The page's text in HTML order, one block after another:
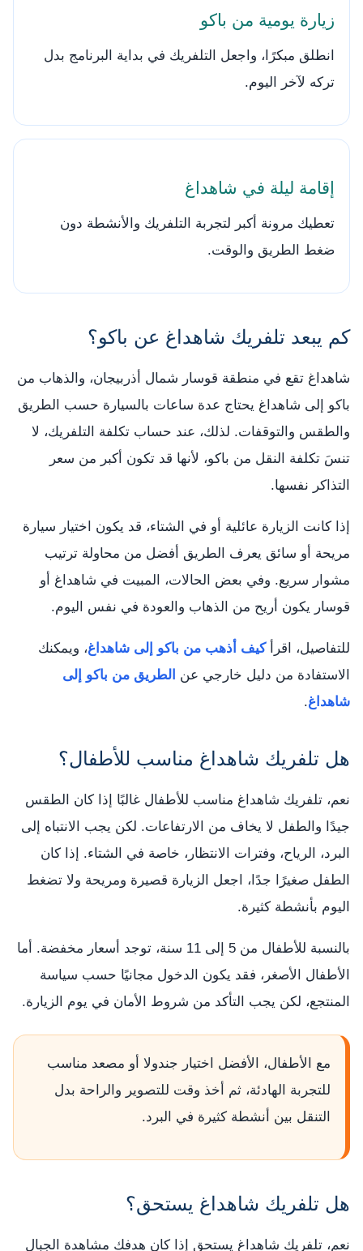
زيارة يومية من باكو
انطلق مبكرًا، واجعل التلفريك في بداية البرنامج بدل
تركه لآخر اليوم.
إقامة ليلة في شاهداغ
تعطيك مرونة أكبر لتجربة التلفريك والأنشطة دون
ضغط الطريق والوقت.
كم يبعد تلفريك شاهداغ عن باكو؟
شاهداغ تقع في منطقة قوسار شمال أذربيجان، والذهاب من
باكو إلى شاهداغ يحتاج عدة ساعات بالسيارة حسب الطريق
والطقس والتوقفات. لذلك، عند حساب تكلفة التلفريك، لا
تنسَ تكلفة النقل من باكو، لأنها قد تكون أكبر من سعر
التذاكر نفسها.
إذا كانت الزيارة عائلية أو في الشتاء، قد يكون اختيار سيارة
مريحة أو سائق يعرف الطريق أفضل من محاولة ترتيب
مشوار سريع. وفي بعض الحالات، المبيت في شاهداغ أو
قوسار يكون أريح من الذهاب والعودة في نفس اليوم.
للتفاصيل، اقرأكيف أذهب من باكو إلى شاهداغ، ويمكنك
الاستفادة من دليل خارجي عن الطريق من باكو إلى
شاهداغ.
هل تلفريك شاهداغ مناسب للأطفال؟
نعم، تلفريك شاهداغ مناسب للأطفال غالبًا إذا كان الطقس
جيدًا والطفل لا يخاف من الارتفاعات. لكن يجب الانتباه إلى
البرد، الرياح، وفترات الانتظار، خاصة في الشتاء. إذا كان
الطفل صغيرًا جدًا، اجعل الزيارة قصيرة ومريحة ولا تضغط
اليوم بأنشطة كثيرة.
بالنسبة للأطفال من 5 إلى 11 سنة، توجد أسعار مخفضة. أما
الأطفال الأصغر، فقد يكون الدخول مجانيًا حسب سياسة
المنتجع، لكن يجب التأكد من شروط الأمان في يوم الزيارة.
مع الأطفال، الأفضل اختيار جندولا أو مصعد مناسب
للتجربة الهادئة، ثم أخذ وقت للتصوير والراحة بدل
التنقل بين أنشطة كثيرة في البرد.
هل تلفريك شاهداغ يستحق؟
نعم، تلفريك شاهداغ يستحق إذا كان هدفك مشاهدة الجبال